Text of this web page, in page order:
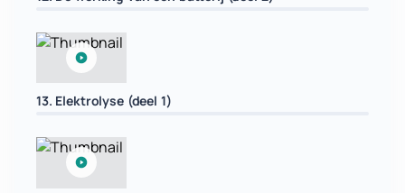
13. Elektrolyse (deel 1)